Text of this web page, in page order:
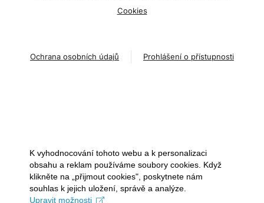
Cookies
Ochrana osobních údajů Prohlášení o přístupnosti
K vyhodnocování tohoto webu a k personalizaci
obsahu a reklam používáme soubory cookies. Když
klikněte na „přijmout cookies", poskytnete nám
souhlas k jejich uložení, správě a analýze.
Upravit možnosti